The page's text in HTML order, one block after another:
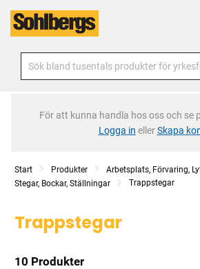
För att kunna handla hos oss och se
Logga in ellerSkapa
Start Produkter
Arbetsplats, Förvaring,
Stegar, Bockar, Ställningar
Trappstegar
Trappstegar
10 Produkter